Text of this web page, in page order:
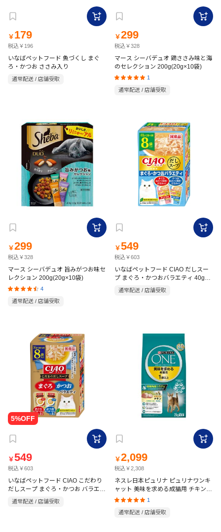
￥ 179
税込￥196
いなばペットフード 魚づくし まぐ
ろ・かつお ささみ入り
通常配送 / 店舗受取
￥299
税込￥328
マース シーバデュオ 鶏ささみ味と海
のセレクション 200g(20g×10袋)
1
通常配送 / 店舗受取
￥299
税込￥328
マース シーバデュオ 旨みがつお味セ
レクション 200g(20g×10袋)
4
通常配送 / 店舗受取
￥549
税込￥603
いなばペットフード CIAO だしスー
プ まぐろ・かつおバラエティ 40g×8
袋
通常配送 / 店舗受取
￥549
税込￥603
いなばペットフード CIAO こだわり
だしスープ まぐろ・かつお バラエテ
ィ 30g×8P
通常配送 / 店舗受取
￥2,099
税込￥2,308
ネスレ日本ピュリナ ピュリナワンキ
ャット 美味を求める成猫用 チキン
2kg
1
通常配送 / 店舗受取